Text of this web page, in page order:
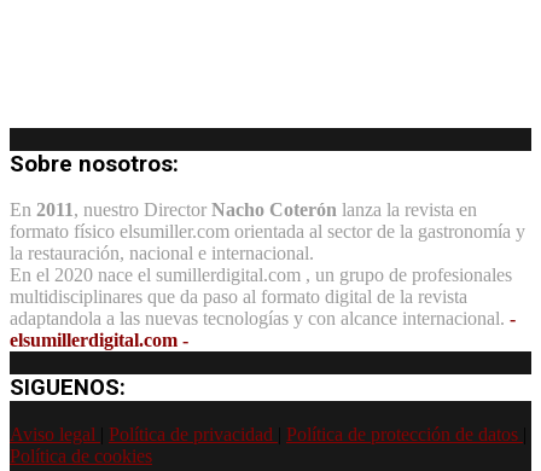
Sobre nosotros:
En 2011, nuestro Director Nacho Coterón lanza la revista en
formato físico elsumiller.com orientada al sector de la gastronomía y
la restauración, nacional e internacional.
En el 2020 nace el sumillerdigital.com , un grupo de profesionales
multidisciplinares que da paso al formato digital de la revista
adaptandola a las nuevas tecnologías y con alcance internacional. -
elsumillerdigital.com -
SIGUENOS:
Aviso legal Política de privacidad Política de protección de datos
Política de cookies